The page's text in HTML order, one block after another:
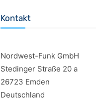
Kontakt
Nordwest-Funk GmbH
Stedinger Straße 20 a
26723 Emden
Deutschland